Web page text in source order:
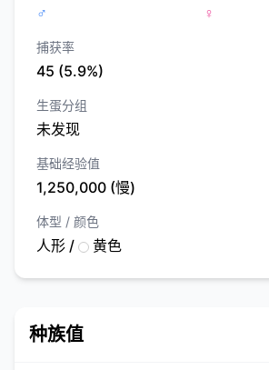
♂ ♀
捕获率
45 (5.9%)
生蛋分组
未发现
基础经验值
1,250,000 (慢)
体型 / 颜色
人形 / 黄色
种族值